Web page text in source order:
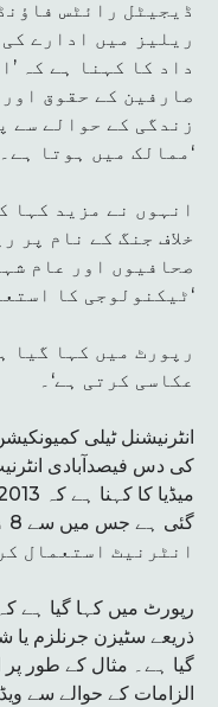
ڈیجیٹل رائٹس
ریلیز میں ادارے
داد کا کہنا ہے کہ
صارفین کے حقوق
زندگی کے حوالے سے
ممالک میں ہوتا ہے۔‘
انہوں نے مزید کہا
خلاف جنگ کے نام پر
صحافیوں اور عام
ٹیکنولوجی کا استعمال کرنے کی کوشش کر رہی ہے۔‘
رپورٹ میں کہا گیا
عکاسی کرتی ہے‘۔
کی دس فیصدآبادی
انٹرنیٹ استعمال
رپورٹ میں کہا گیا ہے
ذریعے سٹیزن جرنلزم
گیا ہے۔ مثال کے طور پر
الزامات کے حوالے سے